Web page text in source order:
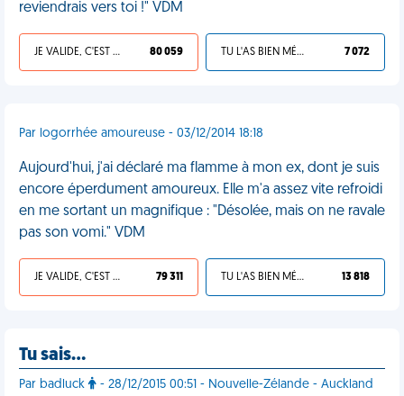
reviendrais vers toi !" VDM
JE VALIDE, C'EST UNE VDM 80 059 TU L'AS BIEN MÉRITÉ 7 072
Par logorrhée amoureuse - 03/12/2014 18:18
Aujourd'hui, j'ai déclaré ma flamme à mon ex, dont je suis
encore éperdument amoureux. Elle m'a assez vite refroidi
en me sortant un magnifique : "Désolée, mais on ne ravale
pas son vomi." VDM
JE VALIDE, C'EST UNE VDM 79 311 TU L'AS BIEN MÉRITÉ 13 818
Tu sais…
Par badluck - 28/12/2015 00:51 - Nouvelle-Zélande - Auckland